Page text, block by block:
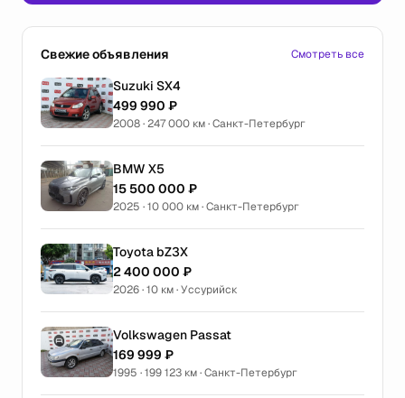
Свежие объявления Смотреть все
Suzuki SX4
499 990 ₽
2008 · 247 000 км · Санкт-Петербург
BMW X5
15 500 000 ₽
2025 · 10 000 км · Санкт-Петербург
Toyota bZ3X
2 400 000 ₽
2026 · 10 км · Уссурийск
Volkswagen Passat
169 999 ₽
1995 · 199 123 км · Санкт-Петербург